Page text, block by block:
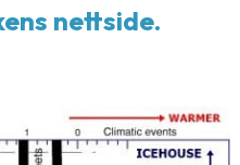
nettside.